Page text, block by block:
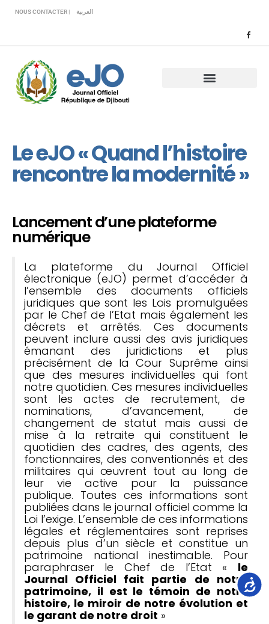
comprend
système
NOUS CONTACTER | العربية
Le eJO « Quand l’histoire
rencontre la modernité »
Lancement d’une plateforme
numérique
La plateforme du Journal Officiel
électronique (eJO) permet d’accéder à
l’ensemble des documents officiels
juridiques que sont les Lois promulguées
par le Chef de l’Etat mais également les
décrets et arrêtés. Ces documents
peuvent inclure aussi des avis juridiques
émanant des juridictions et plus
précisément de la Cour Suprême ainsi
que des mesures individuelles qui font
notre quotidien. Ces mesures individuelles
sont les actes de recrutement, de
nominations, d’avancement, de
changement de statut mais aussi de
mise à la retraite qui constituent le
quotidien des cadres, des agents, des
fonctionnaires, des conventionnés et des
militaires qui œuvrent tout au long de
leur vie active pour la puissance
publique. Toutes ces informations sont
publiées dans le journal officiel comme la
Loi l’exige. L’ensemble de ces informations
légales et réglementaires sont reprises
depuis plus d’un siècle et constitue un
patrimoine national inestimable. Pour
paraphraser le Chef de l’Etat « le
Journal Officiel fait partie de notre
patrimoine, il est le témoin de notre
histoire, le miroir de notre évolution et
le garant de notre droit »